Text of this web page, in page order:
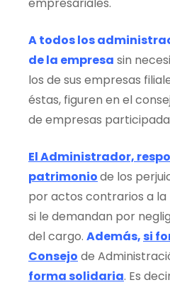
A todos los
de la empresa sin
los de sus empresas
éstas, figuren en el
de empresas
El Administrador,
patrimoniode los
por actos contrarios a la
si le demandan por
del cargo. Además,si
Consejo de
forma solidaria. Es